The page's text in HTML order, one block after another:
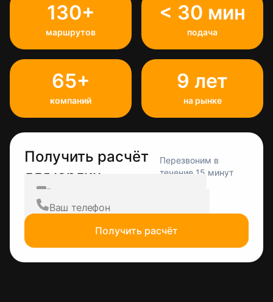
130+
маршрутов
< 30 мин
подача
65+
компаний
9 лет
на рынке
Получить расчёт
для юрлиц
Перезвоним в
течение 15 минут
Получить расчёт